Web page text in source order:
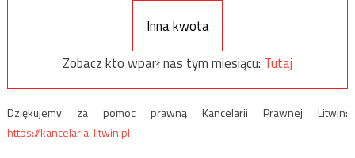
Inna kwota
Zobacz kto wparł nas tym miesiącu: Tutaj
Dziękujemy za pomoc prawną Kancelarii Prawnej Litwin:
https://kancelaria-litwin.pl